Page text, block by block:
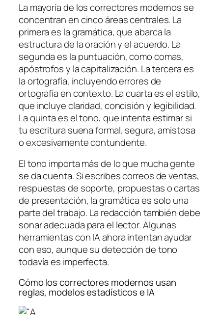
La mayoría de los correctores modernos se
concentran en cinco áreas centrales. La
primera es la gramática, que abarca la
estructura de la oración y el acuerdo. La
segunda es la puntuación, como comas,
apóstrofos y la capitalización. La tercera es
la ortografía, incluyendo errores de
ortografía en contexto. La cuarta es el estilo,
que incluye claridad, concisión y legibilidad.
La quinta es el tono, que intenta estimar si
tu escritura suena formal, segura, amistosa
o excesivamente contundente.
El tono importa más de lo que mucha gente
se da cuenta. Si escribes correos de ventas,
respuestas de soporte, propuestas o cartas
de presentación, la gramática es solo una
parte del trabajo. La redacción también debe
sonar adecuada para el lector. Algunas
herramientas con IA ahora intentan ayudar
con eso, aunque su detección de tono
todavía es imperfecta.
Cómo los correctores modernos usan
reglas, modelos estadísticos e IA